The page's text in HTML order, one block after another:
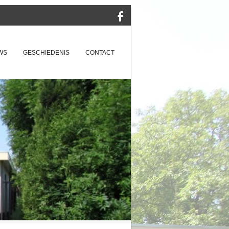
GESCHIEDENIS CONTACT